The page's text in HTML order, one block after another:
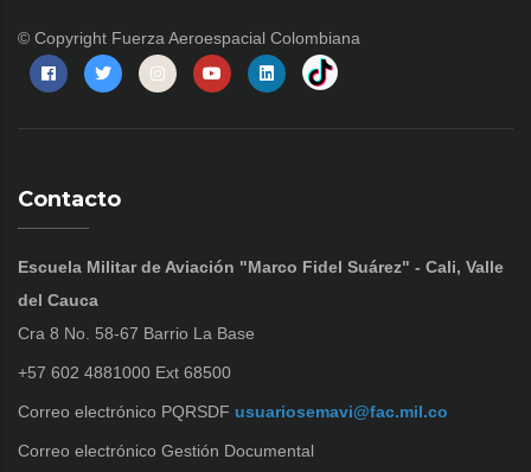
© Copyright Fuerza Aeroespacial Colombiana
Contacto
Escuela Militar de Aviación "Marco Fidel Suárez" - Cali, Valle
del Cauca
Cra 8 No. 58-67 Barrio La Base
+57 602 4881000 Ext 68500
Correo electrónico PQRSDF usuariosemavi@fac.mil.co
Correo electrónico Gestión Documental